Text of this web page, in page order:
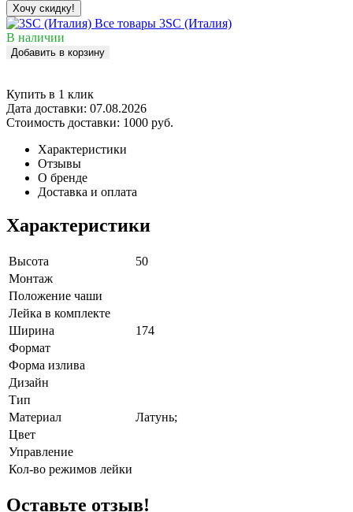
Хочу скидку!
Все товары 3SC (Италия)
В наличии
Добавить в корзину
Купить в 1 клик
Дата доставки: 07.08.2026
Стоимость доставки: 1000 руб.
Характеристики
Отзывы
О бренде
Доставка и оплата
Характеристики
Высота
50
Монтаж
Положение чаши
Лейка в комплекте
Ширина
174
Формат
Форма излива
Дизайн
Тип
Материал
Латунь;
Цвет
Управление
Кол-во режимов лейки
Оставьте отзыв!